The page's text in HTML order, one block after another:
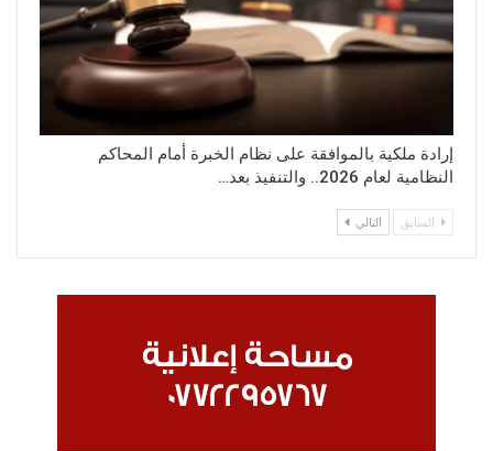
إرادة ملكية بالموافقة على نظام الخبرة أمام المحاكم
النظامية لعام 2026.. والتنفيذ بعد…
السابق التالي